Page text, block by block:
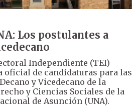
Los postulantes a
Independiente (TEI)
oficial de candidaturas para las
y Vicedecano de la
y Ciencias Sociales de la
de Asunción (UNA).